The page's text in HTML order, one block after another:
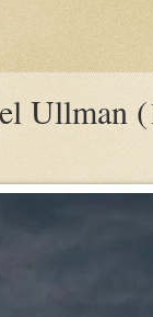
Ullman